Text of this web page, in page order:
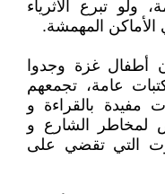
ولو تبرع الأثرياء
الأماكن المهمشة.
أطفال غزة وجدوا
عامة، تجمعهم
مفيدة بالقراءة و
لمخاطر الشارع و
التي تقضي على